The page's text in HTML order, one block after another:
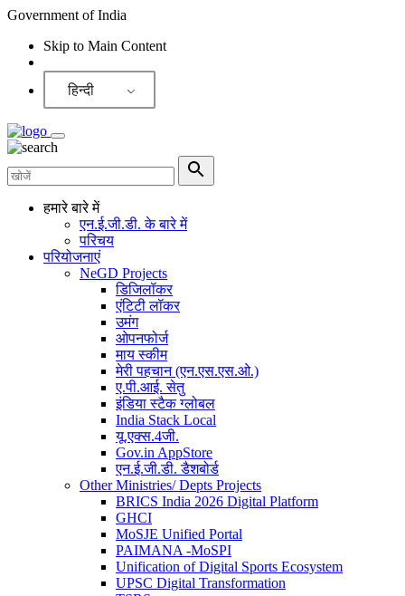
Government of India
Skip to Main Content
हिन्दी
हमारे बारे में
एन.ई.जी.डी. के बारे में
परिचय
परियोजनाएं
NeGD Projects
डिजिलॉकर
एंटिटी लॉकर
उमंग
ओपनफोर्ज
माय स्कीम
मेरी पहचान (एन.एस.एस.ओ.)
ए.पी.आई. सेतु
इंडिया स्टैक ग्लोबल
India Stack Local
यू.एक्स.4जी.
Gov.in AppStore
एन.ई.जी.डी. डैशबोर्ड
Other Ministries/ Depts Projects
BRICS India 2026 Digital Platform
GHCI
MoSJE Unified Portal
PAIMANA -MoSPI
Unification of Digital Sports Ecosystem
UPSC Digital Transformation